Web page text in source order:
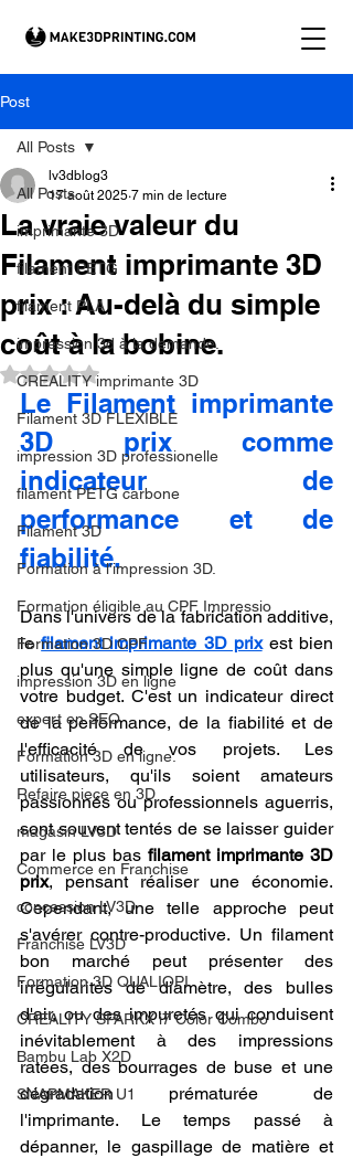
Post
All Posts
imprimante 3D
filament PETG
filament PLA
impression 3d à la demande.
CREALITY imprimante 3D
Filament 3D FLEXIBLE
impression 3D professionelle
filament PETG carbone
Filament 3D
Formation à l'impression 3D.
Formation éligible au CPF Impressio
Formation 3D CPF
impression 3D en ligne
expert en SEO
Formation 3D en ligne.
Refaire piece en 3D
magasin LV3D
Commerce en Franchise
concession LV3D
Franchise LV3D
Formation 3D QUALIOPI
CREALITY SPARKX i7 Color Combo
Bambu Lab X2D
SNAPMAKER U1
All Posts
La vraie valeur du
Filament imprimante 3D
prix : Au-delà du simple
coût à la bobine.
lv3dblog3
17 août 2025 7 min de lecture
Noté NaN étoiles sur 5.
Le Filament imprimante
3D prix comme
indicateur de
performance et de
fiabilité.
Dans l'univers de la fabrication additive,
le filament imprimante 3D prix est bien
plus qu'une simple ligne de coût dans
votre budget. C'est un indicateur direct
de la performance, de la fiabilité et de
l'efficacité de vos projets. Les
utilisateurs, qu'ils soient amateurs
passionnés ou professionnels aguerris,
sont souvent tentés de se laisser guider
par le plus bas filament imprimante 3D
prix, pensant réaliser une économie.
Cependant, une telle approche peut
s'avérer contre-productive. Un filament
bon marché peut présenter des
irrégularités de diamètre, des bulles
d'air, ou des impuretés qui conduisent
inévitablement à des impressions
ratées, des bourrages de buse et une
dégradation prématurée de
l'imprimante. Le temps passé à
dépanner, le gaspillage de matière et